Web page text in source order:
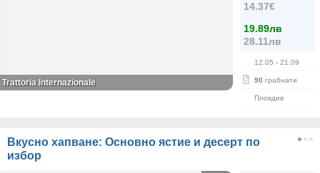
14.37€
19.89лв
28.11лв
12.05 - 21.09
90 грабнати
Пловдив
Trattoria Internazionale
Вкусно хапване: Основно ястие и десерт по
избор